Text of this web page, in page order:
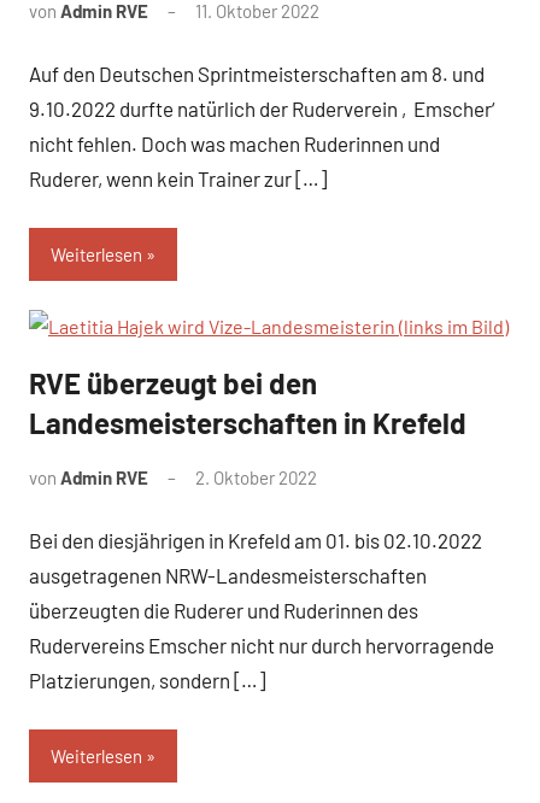
von Admin RVE 11. Oktober 2022
Auf den Deutschen Sprintmeisterschaften am 8. und
9.10.2022 durfte natürlich der Ruderverein ‚Emscher‘
nicht fehlen. Doch was machen Ruderinnen und
Ruderer, wenn kein Trainer zur […]
Weiterlesen
News
RVE überzeugt bei den
Landesmeisterschaften in Krefeld
von Admin RVE 2. Oktober 2022
Bei den diesjährigen in Krefeld am 01. bis 02.10.2022
ausgetragenen NRW-Landesmeisterschaften
überzeugten die Ruderer und Ruderinnen des
Rudervereins Emscher nicht nur durch hervorragende
Platzierungen, sondern […]
Weiterlesen